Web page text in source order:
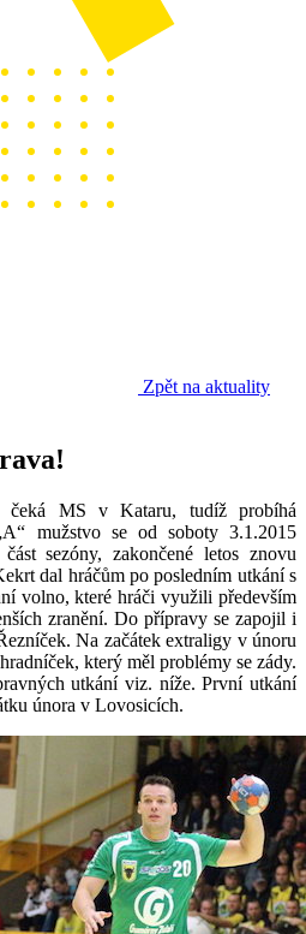
Zpět na aktuality
čeká MS v Kataru, tudíž probíhá
mužstvo se od soboty 3.1.2015
sezóny, zakončené letos znovu
dal hráčům po posledním utkání s
volno, které hráči využili především
zranění. Do přípravy se zapojil i
Na začátek extraligy v únoru
který měl problémy se zády.
utkání viz. níže. První utkání
února v Lovosicích.